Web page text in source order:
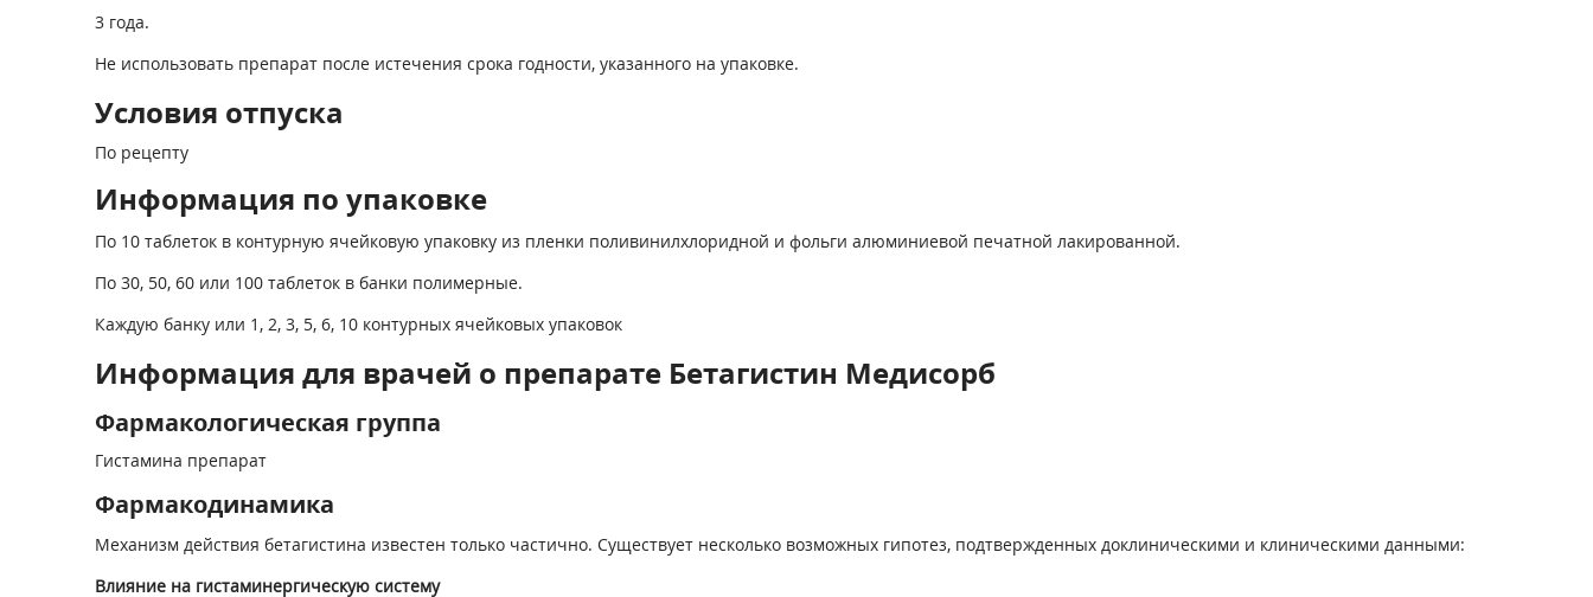
3 года.
Не использовать препарат после истечения срока годности, указанного на упаковке.
Условия отпуска
По рецепту
Информация по упаковке
По 10 таблеток в контурную ячейковую упаковку из пленки поливинилхлоридной и фольги алюминиевой печатной лакированной.
По 30, 50, 60 или 100 таблеток в банки полимерные.
Каждую банку или 1, 2, 3, 5, 6, 10 контурных ячейковых упаковок
Информация для врачей о препарате Бетагистин Медисорб
Фармакологическая группа
Гистамина препарат
Фармакодинамика
Механизм действия бетагистина известен только частично. Существует несколько возможных гипотез, подтвержденных доклиническими и клиническими данными:
Влияние на гистаминергическую систему